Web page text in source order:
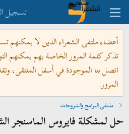
تسجيل
أعضاء ملتقى الشعراء الذين لا يمكنهم
تذكر كلمة المرور الخاصة بهم يمكنهم
اتصل بنا الموجودة في أسفل الملتقى،
المرور.
ملتقى البرامج والشروحات
حل لمشكلة فايروس الماسنجر